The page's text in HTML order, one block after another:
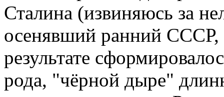
Сталина (извиняюсь за
осенявший ранний СССР,
результате
рода, "чёрной дыре"